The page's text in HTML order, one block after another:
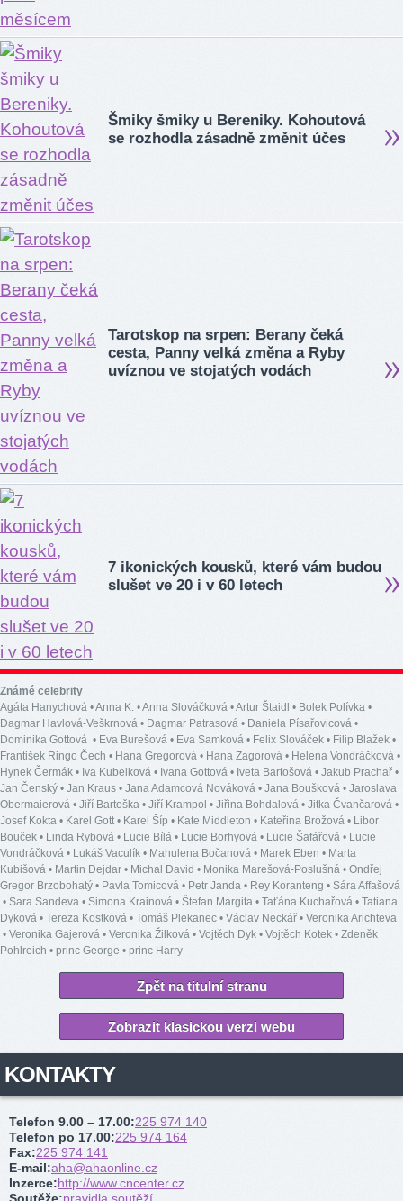
Šmiky šmiky u Bereniky. Kohoutová
se rozhodla zásadně změnit účes
Tarotskop na srpen: Berany čeká
cesta, Panny velká změna a Ryby
uvíznou ve stojatých vodách
7 ikonických kousků, které vám budou
slušet ve 20 i v 60 letech
Známé celebrity
Agáta Hanychová •Anna K. •Anna Slováčková •Artur Štaidl • Bolek Polívka •
Dagmar Havlová-Veškrnová • Dagmar Patrasová • Daniela Písařovicová •
Dominika Gottová • Eva Burešová • Eva Samková • Felix Slováček • Filip Blažek •
František Ringo Čech • Hana Gregorová • Hana Zagorová • Helena Vondráčková •
Hynek Čermák • Iva Kubelková • Ivana Gottová • Iveta Bartošová • Jakub Prachař •
Jan Čenský • Jan Kraus • Jana Adamcová Nováková • Jana Boušková • Jaroslava
Obermaierová • Jiří Bartoška • Jiří Krampol • Jiřina Bohdalová • Jitka Čvančarová •
Josef Kokta • Karel Gott• Karel Šíp • Kate Middleton • Kateřina Brožová • Libor
Bouček • Linda Rybová • Lucie Bílá • Lucie Borhyová • Lucie Šafářová • Lucie
Vondráčková • Lukáš Vaculík • Mahulena Bočanová • Marek Eben • Marta
Kubišová • Martin Dejdar • Michal David • Monika Marešová-Poslušná • Ondřej
Gregor Brzobohatý • Pavla Tomicová • Petr Janda • Rey Koranteng • Sára Affašová
• Sara Sandeva • Simona Krainová • Štefan Margita • Taťána Kuchařová • Tatiana
Dyková • Tereza Kostková • Tomáš Plekanec • Václav Neckář • Veronika Arichteva
• Veronika Gajerová • Veronika Žilková • Vojtěch Dyk • Vojtěch Kotek • Zdeněk
Pohlreich • princ George • princ Harry
Zpět na titulní stranu
Zobrazit klasickou verzi webu
KONTAKTY
Telefon 9.00 – 17.00:225 974 140
Telefon po 17.00:225 974 164
Fax:225 974 141
E-mail:aha@ahaonline.cz
Inzerce:http://www.cncenter.cz
Soutěže:pravidla soutěží